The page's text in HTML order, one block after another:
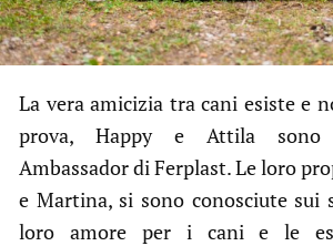
La vera amicizia tra cani esiste e
prova, Happy e Attila sono
Ambassador di Ferplast. Le loro
e Martina, si sono conosciute sui
loro amore per i cani e le